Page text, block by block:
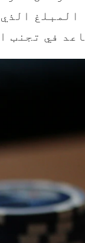
المبلغ
في تجنب